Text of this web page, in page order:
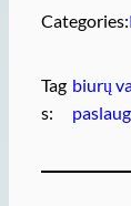
Categories:
Tag
s:
biurų